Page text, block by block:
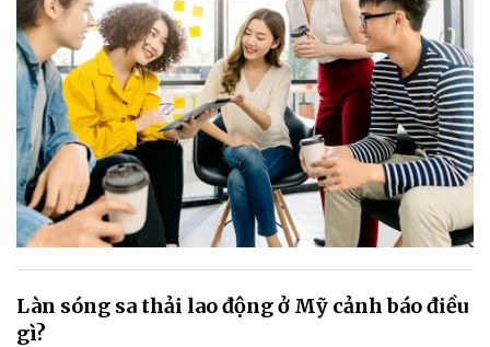
Làn sóng sa thải lao động ở Mỹ cảnh báo điều
gì?